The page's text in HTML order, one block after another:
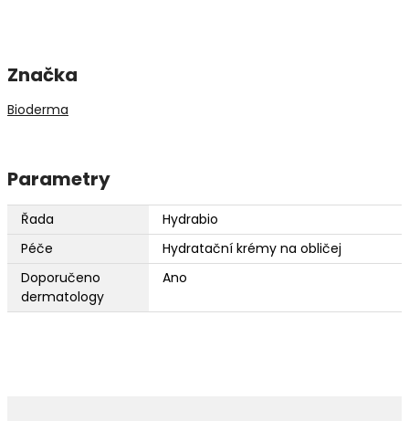
Značka
Bioderma
Parametry
Řada
Hydrabio
Péče
Hydratační krémy na obličej
Doporučeno
dermatology
Ano